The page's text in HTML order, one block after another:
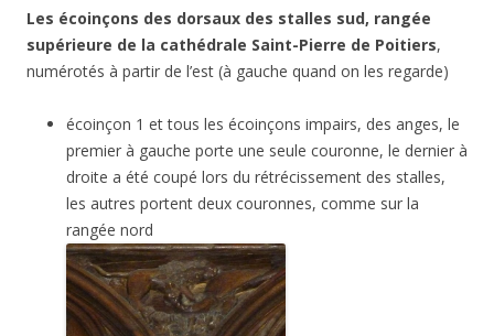
Les écoinçons des dorsaux des stalles sud, rangée
supérieure de la cathédrale Saint-Pierre de Poitiers,
numérotés à partir de l’est (à gauche quand on les regarde)
écoinçon 1 et tous les écoinçons impairs, des anges, le
premier à gauche porte une seule couronne, le dernier à
droite a été coupé lors du rétrécissement des stalles,
les autres portent deux couronnes, comme sur la
rangée nord